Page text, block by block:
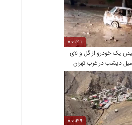
00:21
یک خودرو از گل و لای
دیشب در غرب تهران
00:39